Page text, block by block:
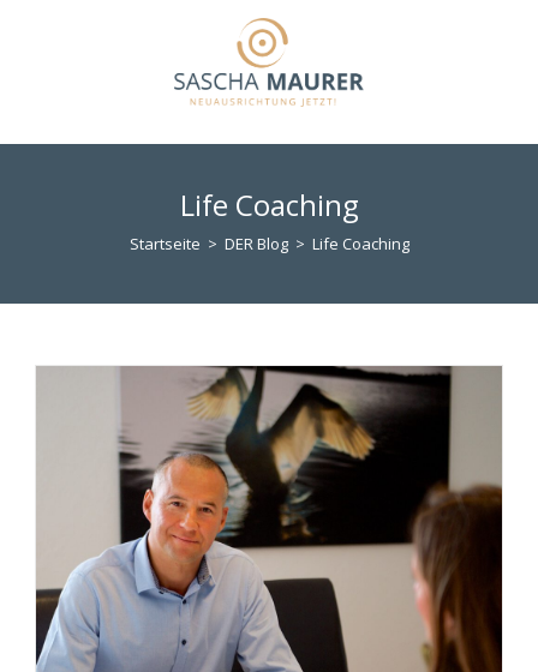
Life Coaching
Startseite > DER Blog > Life Coaching